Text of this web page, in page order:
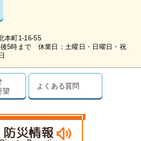
本町1-16-55
5時まで 休業日：土曜日・日曜日・祝
望
よくある質問